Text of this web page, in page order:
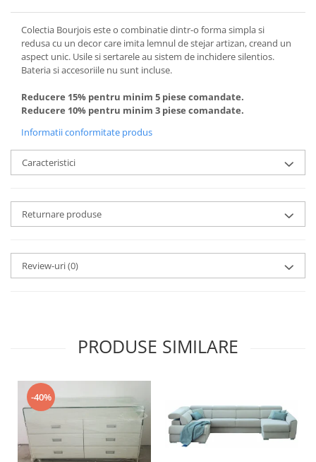
Colectia Bourjois este o combinatie dintr-o forma simpla si
redusa cu un decor care imita lemnul de stejar artizan, creand un
aspect unic. Usile si sertarele au sistem de inchidere silentios.
Bateria si accesoriile nu sunt incluse.
Reducere 15% pentru minim 5 piese comandate.
Reducere 10% pentru minim 3 piese comandate.
Informatii conformitate produs
Caracteristici
Returnare produse
Review-uri(0)
PRODUSE SIMILARE
-40%